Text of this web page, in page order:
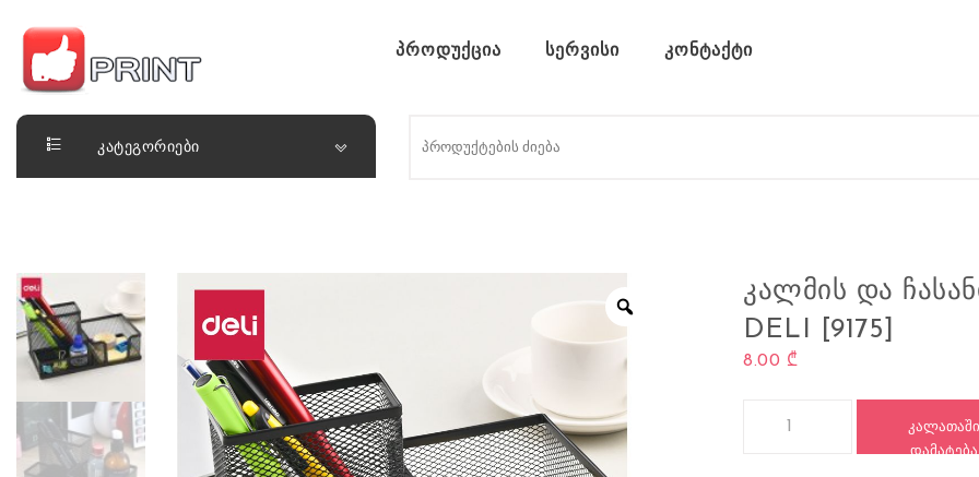
Skip to content
ლაიქ ფრინთ
პროდუქცია სერვისი კონტაქტი
კატეგორიები
ᲙᲐᲚᲛᲘᲡ ᲓᲐ
DELI [9175]
8.00 ₾
ᲙᲐᲚᲐᲗᲐᲨᲘ
ᲓᲐᲛᲐᲢᲔᲑᲐ